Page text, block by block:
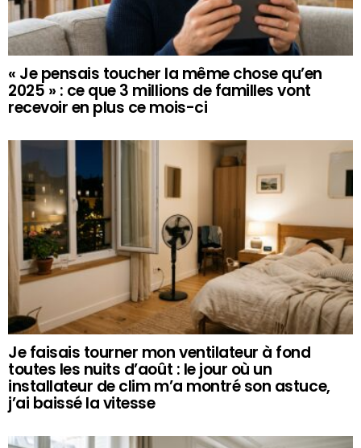
« Je pensais toucher la même chose qu’en
2025 » : ce que 3 millions de familles vont
recevoir en plus ce mois-ci
Je faisais tourner mon ventilateur à fond
toutes les nuits d’août : le jour où un
installateur de clim m’a montré son astuce,
j’ai baissé la vitesse